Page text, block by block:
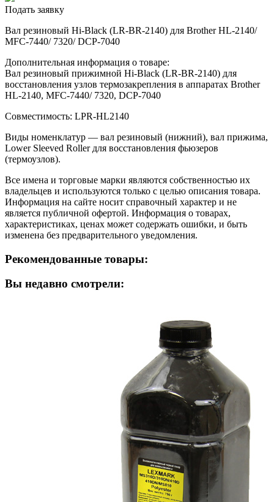
Подать заявку
Вал резиновый Hi-Black (LR-BR-2140) для Brother HL-2140/
MFC-7440/ 7320/ DCP-7040
Дополнительная информация о товаре:
Вал резиновый прижимной Hi-Black (LR-BR-2140) для
восстановления узлов термозакрепления в аппаратах Brother
HL-2140, MFC-7440/ 7320, DCP-7040
Совместимость: LPR-HL2140
Виды номенклатур — вал резиновый (нижний), вал прижима,
Lower Sleeved Roller для восстановления фьюзеров
(термоузлов).
Все имена и торговые марки являются собственностью их
владельцев и используются только с целью описания товара.
Информация на сайте носит справочный характер и не
является публичной офертой. Информация о товарах,
характеристиках, ценах может содержать ошибки, и быть
изменена без предварительного уведомления.
Рекомендованные товары:
Вы недавно смотрели: